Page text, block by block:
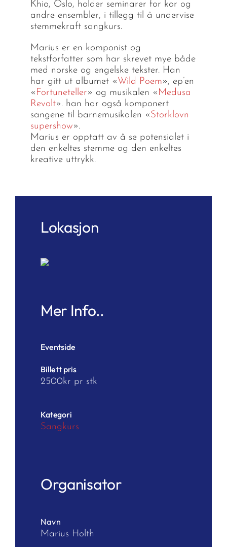
Khio, Oslo, holder seminarer for kor og
andre ensembler, i tillegg til å undervise
stemmekraft sangkurs.
Marius er en komponist og
tekstforfatter som har skrevet mye både
med norske og engelske tekster. Han
har gitt ut albumet « Wild Poem», ep’en
« Fortuneteller» og musikalen « Medusa
Revolt». han har også komponert
sangene til barnemusikalen «Storklovn
supershow».
Marius er opptatt av å se potensialet i
den enkeltes stemme og den enkeltes
kreative uttrykk.
Lokasjon
Mer Info..
Eventside
Billett pris
2500kr pr stk
Kategori
Sangkurs
Organisator
Navn
Marius Holth